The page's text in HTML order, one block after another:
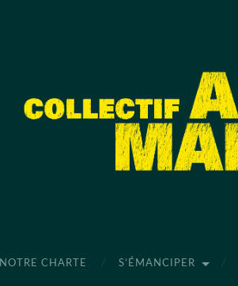
NOTRE CHARTE S’ÉMANCIPER